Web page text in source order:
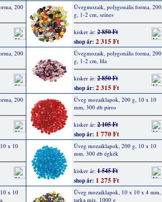
200
Üvegmozaik, polygonális forma, 200
g, 1-2 cm, színes
kisker ár: 2 850 Ft
shop ár: 2 315 Ft
200
Üvegmozaik, polygonális forma, 200
g, 1-2 cm, lila
kisker ár: 2 850 Ft
shop ár: 2 315 Ft
200
Üveg mozaiklapok, 200 g, 10 x 10
mm, 300 db piros
kisker ár: 2 105 Ft
shop ár: 1 770 Ft
x 10
Üveg mozaiklapok, 200 g, 10 x 10
mm, 300 db égkék
kisker ár: 1 545 Ft
shop ár: 1 275 Ft
x 10
Üveg mozaiklapok, 10 x 10 x 4 mm,
tarka mix, 1000 g